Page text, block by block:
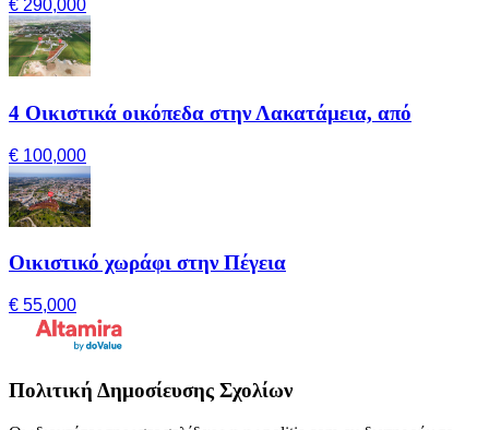
€ 290,000
4 Οικιστικά οικόπεδα στην Λακατάμεια, από
€ 100,000
Οικιστικό χωράφι στην Πέγεια
€ 55,000
Πολιτική Δημοσίευσης Σχολίων